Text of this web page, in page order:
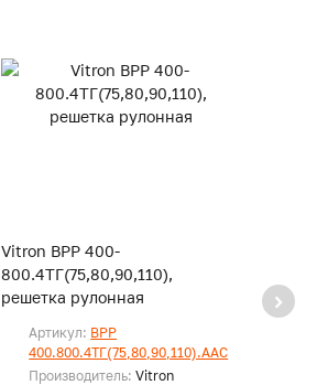
Vitron ВРР 400-
800.4ТГ(75,80,90,110),
решетка рулонная
Артикул: ВРР
400.800.4ТГ(75,80,90,110).ААС
Производитель:Vitron